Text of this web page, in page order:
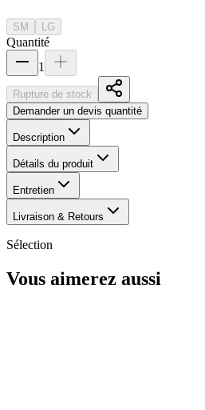
SM LG
Quantité
1
Rupture de stock
Demander un devis quantité
Description
Détails du produit
Entretien
Livraison & Retours
Sélection
Vous aimerez aussi